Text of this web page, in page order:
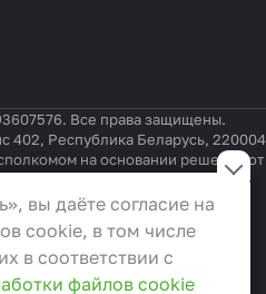
Все права защищены.
402, Республика Беларусь, 220004
на основании решения от
исполнительных и
государственной
рассматривать
323-41-58,+375 17 370-30-64
для
и не
в наших
вы даёте согласие на
cookie, в том числе
в соответствии с
файлов cookie